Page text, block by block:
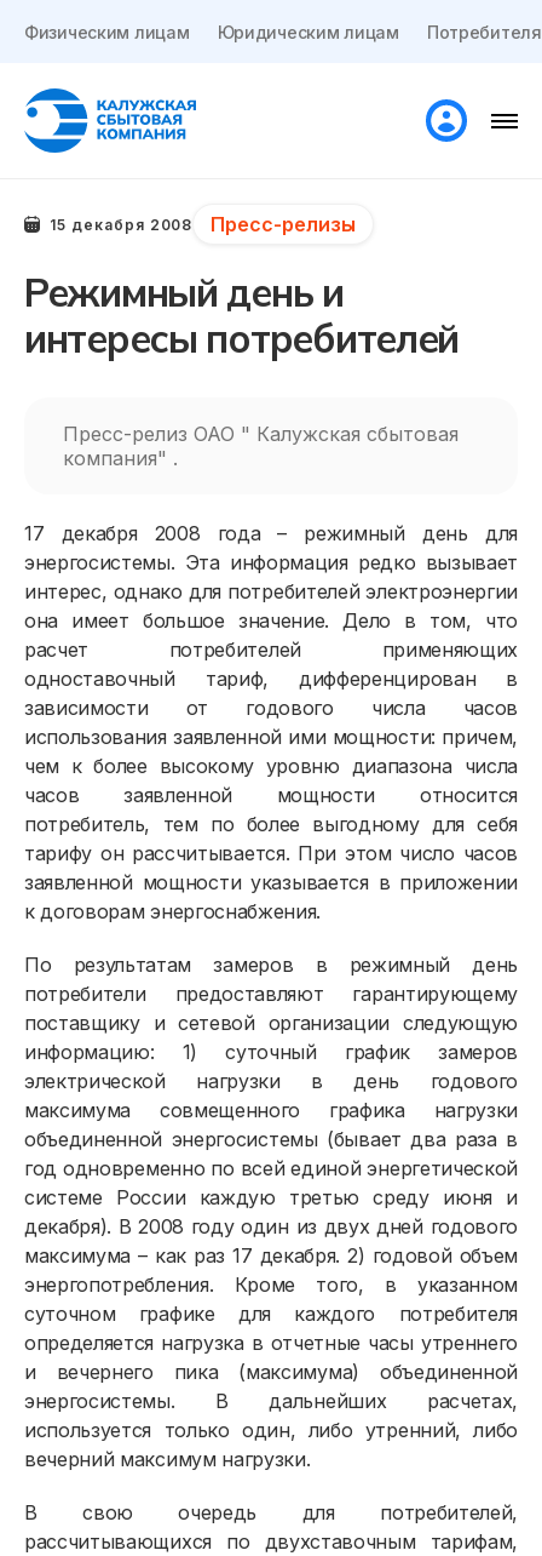
Физическим лицам Юридическим лицам
15 декабря 2008 Пресс-релизы
Режимный день и
интересы потребителей
Пресс-релиз ОАО " Калужская сбытовая
компания" .
17 декабря 2008 года – режимный день для
энергосистемы. Эта информация редко вызывает
интерес, однако для потребителей электроэнергии
она имеет большое значение. Дело в том, что
расчет потребителей применяющих
одноставочный тариф, дифференцирован в
зависимости от годового числа часов
использования заявленной ими мощности: причем,
чем к более высокому уровню диапазона числа
часов заявленной мощности относится
потребитель, тем по более выгодному для себя
тарифу он рассчитывается. При этом число часов
заявленной мощности указывается в приложении
к договорам энергоснабжения.
По результатам замеров в режимный день
потребители предоставляют гарантирующему
поставщику и сетевой организации следующую
информацию: 1) суточный график замеров
электрической нагрузки в день годового
максимума совмещенного графика нагрузки
объединенной энергосистемы (бывает два раза в
год одновременно по всей единой энергетической
системе России каждую третью среду июня и
декабря). В 2008 году один из двух дней годового
максимума – как раз 17 декабря. 2) годовой объем
энергопотребления. Кроме того, в указанном
суточном графике для каждого потребителя
определяется нагрузка в отчетные часы утреннего
и вечернего пика (максимума) объединенной
энергосистемы. В дальнейших расчетах,
используется только один, либо утренний, либо
вечерний максимум нагрузки.
В свою очередь для потребителей,
рассчитывающихся по двухставочным тарифам,
Физическим лицам
Договор энергоснабжения